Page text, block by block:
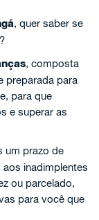
, quer saber se
?
, composta
preparada para
para que
e superar as
um prazo de
inadimplentes
ou parcelado,
para você que